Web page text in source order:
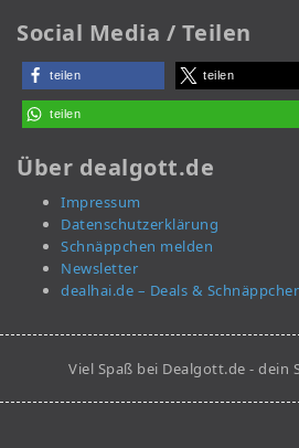
Social Media / Teilen
teilen teilen
teilen
Über dealgott.de
Impressum
Datenschutzerklärung
Schnäppchen melden
Newsletter
dealhai.de – Deals &
Viel Spaß bei Dealgott.de - dein